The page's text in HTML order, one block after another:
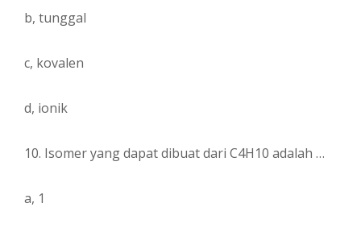
b, tunggal
c, kovalen
d, ionik
10. Isomer yang dapat dibuat dari C4H10 adalah …
a, 1